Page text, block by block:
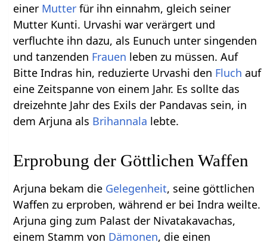
einer Mutter für ihn einnahm, gleich seiner
Mutter Kunti. Urvashi war verärgert und
verfluchte ihn dazu, als Eunuch unter singenden
und tanzenden Frauen leben zu müssen. Auf
Bitte Indras hin, reduzierte Urvashi den Fluch auf
eine Zeitspanne von einem Jahr. Es sollte das
dreizehnte Jahr des Exils der Pandavas sein, in
dem Arjuna als Brihannala lebte.
Erprobung der Göttlichen Waffen
Arjuna bekam die Gelegenheit, seine göttlichen
Waffen zu erproben, während er bei Indra weilte.
Arjuna ging zum Palast der Nivatakavachas,
einem Stamm von Dämonen, die einen